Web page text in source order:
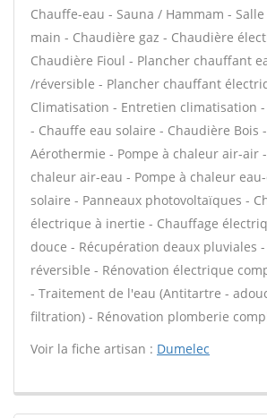
Chauffe-eau - Sauna / Hammam -
main - Chaudière gaz - Chaudière
Chaudière Fioul - Plancher chauffant
/réversible - Plancher chauffant
Climatisation - Entretien climatisation -
- Chauffe eau solaire - Chaudière Bois
Aérothermie - Pompe à chaleur air-air
chaleur air-eau - Pompe à chaleur
solaire - Panneaux photovoltaïques -
électrique à inertie - Chauffage
douce - Récupération deaux pluviales
réversible - Rénovation électrique
- Traitement de l'eau (Antitartre -
filtration) - Rénovation plomberie
Voir la fiche artisan : Dumelec